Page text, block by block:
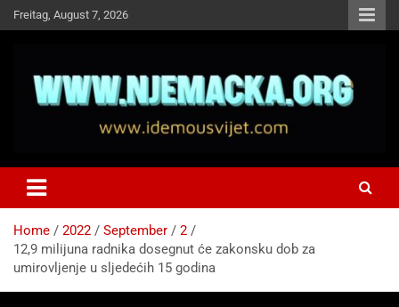
Skip
to
Freitag, August 7, 2026
Idemo u Svijet-Njemacka!
Home 2022 September
2
12,9 milijuna radnika dosegnut će zakonsku dob za
umirovljenje u sljedećih 15 godina